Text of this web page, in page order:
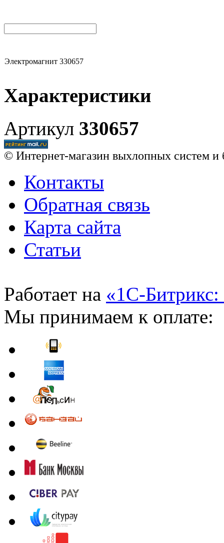
Электромагнит 330657
Характеристики
Артикул 330657
© Интернет-магазин выхлопных систем и
Контакты
Обратная связь
Карта сайта
Статьи
Работает на «1С-Битрикс:
Мы принимаем к оплате: